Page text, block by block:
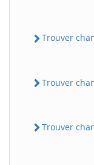
Trouver
Trouver
Trouver